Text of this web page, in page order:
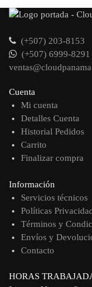
(+507) 203-8153
(+507) 6999-8291
Cuenta
Mi cuenta
Detalles Cuenta
Historial Pedidos
Carrito
Finalizar compra
Información
Servicios técnicos
Políticas
Términos y
Envíos y
Contacto
HORAS